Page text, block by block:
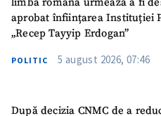
limba română urmează a fi
aprobat înființarea Instituției
„Recep Tayyip Erdogan”
POLITIC 5 august 2026, 07:46
După decizia CNMC de a